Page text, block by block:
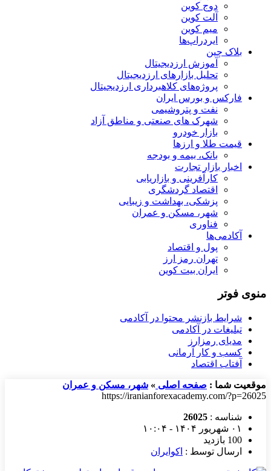
دوج کوین
آلت کوین
میم کوین‌
ایردراپ‌ها
بلاک چین
آموزش ارزدیجیتال
تحلیل بازارهای ارزدیجیتال
پروژه‌های کلاهبرداری ارزدیجیتال
فارکس و بورس ایران
نفت و پتروشیمی
شهرک های صنعتی و مناطق آزاد
بازار خودرو
قیمت طلا و ارزها
بانک، بیمه و بودجه
اخبار بازار تجارت
کارآفرینی و بازاریابی
اقتصاد گردشگری
پزشکی، بهداشت و زیبایی
شهر، مسکن و عمران
فناوری
آکادمی‌ها
پول و اقتصاد
تهران رمز ارز
ایران بیت کوین
منوی فوتر
شرایط بازنشر محتوا در آکادمی
تبلیغات در آکادمی
مدیای رمزارز
کسب و کار آرمانی
آفتاب اقتصاد
موقعیت شما : صفحه اصلی » شهر، مسکن و عمران
https://iranianforexacademy.com/?p=26025
شناسه : 26025
۰۱ شهریور ۱۴۰۴ - ۱۰:۰۴
100 بازدید
ارسال توسط : اکوایران